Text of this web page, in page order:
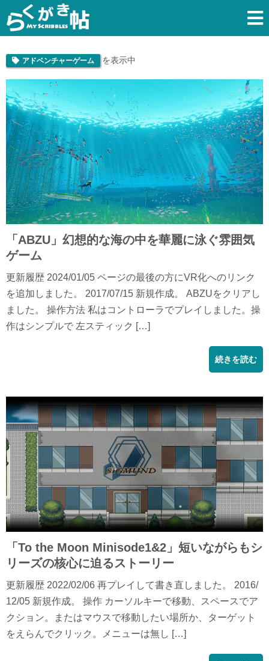
アドベンチャーゲーム を表示中
「ABZU」幻想的な海の中を華麗に泳ぐ雰囲気
ゲーム
更新履歴 2024/01/05 ページの最後の方にVR化へのリンク
を追加しました。 2017/07/15 新規作成。 ABZUをクリアし
ました。 操作方法 私はコントローラでプレイしました。操
作はシンプルで 左スティック […]
続きを読む
「To the Moon Minisode1&2」短いながらもシ
リーズの核心に迫るストーリー
更新履歴 2022/02/06 再プレイして書き直しました。 2016/
12/05 新規作成。 操作 カーソルキーで移動、スペースでア
クション。またはマウスで移動したい場所か、ターゲット
をえらんでクリック。メニューは無し […]